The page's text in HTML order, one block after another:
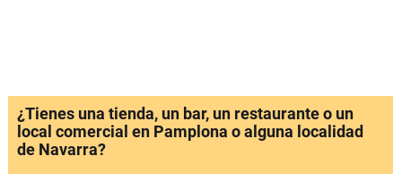
¿Tienes una tienda, un bar, un restaurante o un
local comercial en Pamplona o alguna localidad
de Navarra?